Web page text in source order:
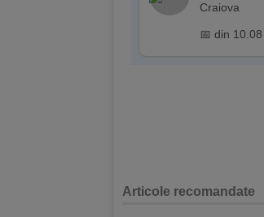
Craiova
📅 din 10.08
Articole recomandate